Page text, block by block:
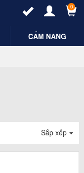
0
CẨM NANG
Sắp xếp